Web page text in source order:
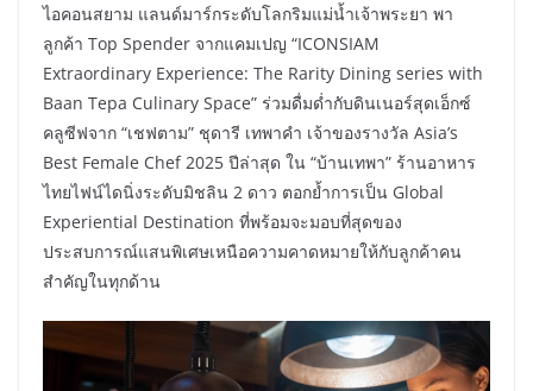
ไอคอนสยาม แลนด์มาร์กระดับโลกริมแม่น้ำเจ้าพระยา พา
ลูกค้า Top Spender จากแคมเปญ “ICONSIAM
Extraordinary Experience: The Rarity Dining series with
Baan Tepa Culinary Space” ร่วมดื่มด่ำกับดินเนอร์สุดเอ็กซ์
คลูซีฟจาก “เชฟตาม” ชุดารี เทพาคำ เจ้าของรางวัล Asia’s
Best Female Chef 2025 ปีล่าสุด ใน “บ้านเทพา” ร้านอาหาร
ไทยไฟน์ไดนิ่งระดับมิชลิน 2 ดาว ตอกย้ำการเป็น Global
Experiential Destination ที่พร้อมจะมอบที่สุดของ
ประสบการณ์แสนพิเศษเหนือความคาดหมายให้กับลูกค้าคน
สำคัญในทุกด้าน